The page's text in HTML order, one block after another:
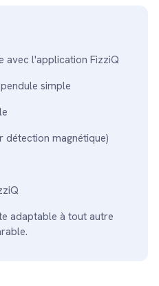
avec l'application FizziQ
simple
détection magnétique)
adaptable à tout autre